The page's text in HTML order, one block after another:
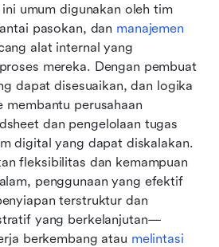
umum digunakan oleh tim
pasokan, dan manajemen
alat internal yang
mereka. Dengan pembuat
dapat disesuaikan, dan logika
membantu perusahaan
dan pengelolaan tugas
digital yang dapat diskalakan.
fleksibilitas dan kemampuan
penggunaan yang efektif
terstruktur dan
yang berkelanjutan—
berkembang atau melintasi